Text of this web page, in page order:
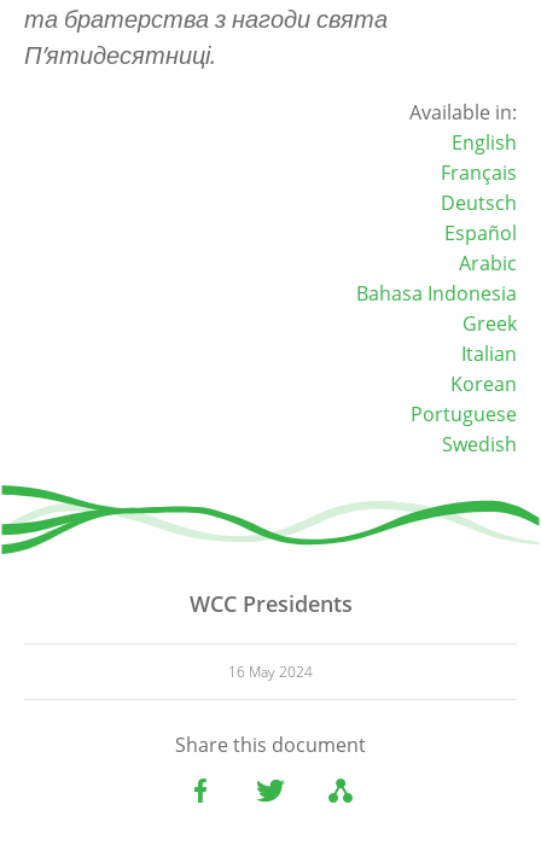
та братерства з нагоди свята
П’ятидесятниці.
Available in:
English
Français
Deutsch
Español
Arabic
Bahasa Indonesia
Greek
Italian
Korean
Portuguese
Swedish
WCC Presidents
16 May 2024
Share this document